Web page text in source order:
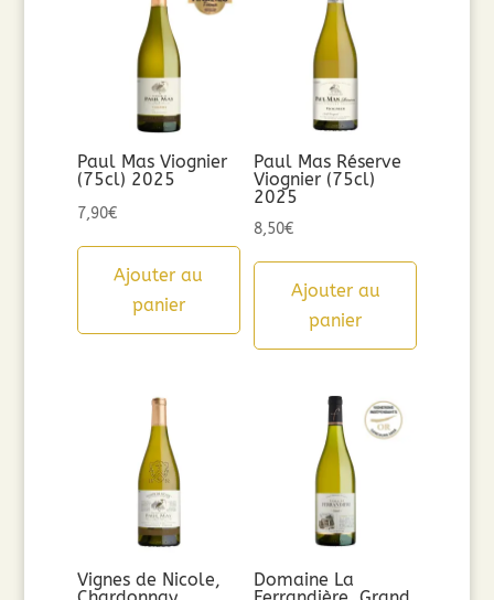
Paul Mas Viognier
(75cl) 2025
7,90€
Ajouter au
panier
Paul Mas Réserve
Viognier (75cl)
2025
8,50€
Ajouter au
panier
Vignes de Nicole,
Domaine La